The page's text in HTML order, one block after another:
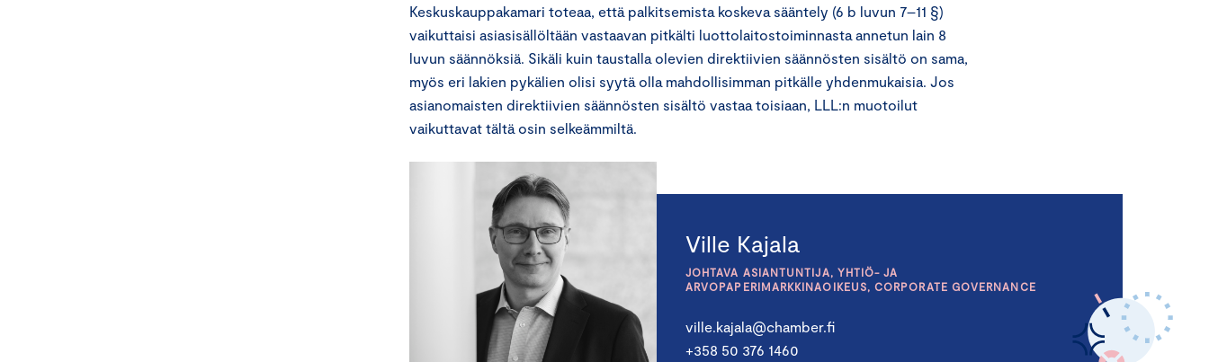
Keskuskauppakamari toteaa, että palkitsemista koskeva sääntely (6 b luvun 7–11 §)
vaikuttaisi asiasisällöltään vastaavan pitkälti luottolaitostoiminnasta annetun lain 8
luvun säännöksiä. Sikäli kuin taustalla olevien direktiivien säännösten sisältö on sama,
myös eri lakien pykälien olisi syytä olla mahdollisimman pitkälle yhdenmukaisia. Jos
asianomaisten direktiivien säännösten sisältö vastaa toisiaan, LLL:n muotoilut
vaikuttavat tältä osin selkeämmiltä.
Ville Kajala
JOHTAVA ASIANTUNTIJA, YHTIÖ- JA
ARVOPAPERIMARKKINAOIKEUS, CORPORATE GOVERNANCE
ville.kajala@chamber.fi
+358 50 376 1460